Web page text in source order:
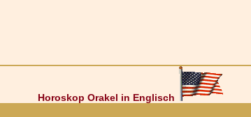
Horoskop Orakel in Englisch